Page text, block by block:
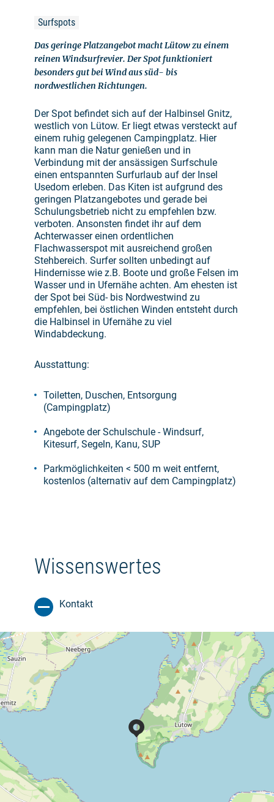
Surfspots
Das geringe Platzangebot macht Lütow zu einem
reinen Windsurfrevier. Der Spot funktioniert
besonders gut bei Wind aus süd- bis
nordwestlichen Richtungen.
Der Spot befindet sich auf der Halbinsel Gnitz,
westlich von Lütow. Er liegt etwas versteckt auf
einem ruhig gelegenen Campingplatz. Hier
kann man die Natur genießen und in
Verbindung mit der ansässigen Surfschule
einen entspannten Surfurlaub auf der Insel
Usedom erleben. Das Kiten ist aufgrund des
geringen Platzangebotes und gerade bei
Schulungsbetrieb nicht zu empfehlen bzw.
verboten. Ansonsten findet ihr auf dem
Achterwasser einen ordentlichen
Flachwasserspot mit ausreichend großen
Stehbereich. Surfer sollten unbedingt auf
Hindernisse wie z.B. Boote und große Felsen im
Wasser und in Ufernähe achten. Am ehesten ist
der Spot bei Süd- bis Nordwestwind zu
empfehlen, bei östlichen Winden entsteht durch
die Halbinsel in Ufernähe zu viel
Windabdeckung.
Ausstattung:
Toiletten, Duschen, Entsorgung
(Campingplatz)
Angebote der Schulschule - Windsurf,
Kitesurf, Segeln, Kanu, SUP
Parkmöglichkeiten < 500 m weit entfernt,
kostenlos (alternativ auf dem Campingplatz)
Wissenswertes
Kontakt